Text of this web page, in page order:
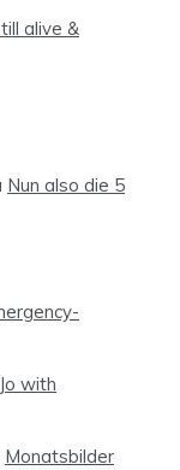
alive &
Nun also die 5
with
Monatsbilder